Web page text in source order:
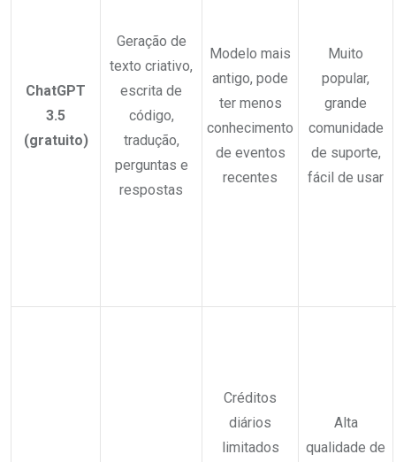
ChatGPT
3.5
(gratuito)
Geração de
texto criativo,
escrita de
código,
tradução,
perguntas e
respostas
Modelo mais
antigo, pode
ter menos
conhecimento
de eventos
recentes
Muito
popular,
grande
comunidade
de suporte,
fácil de usar
Créditos
diários
limitados
Alta
qualidade de